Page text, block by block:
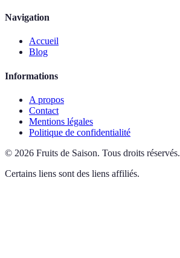
Navigation
Accueil
Blog
Informations
A propos
Contact
Mentions légales
Politique de confidentialité
© 2026 Fruits de Saison. Tous droits réservés.
Certains liens sont des liens affiliés.